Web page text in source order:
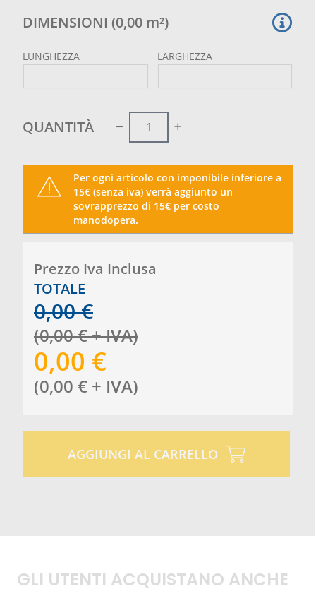
DIMENSIONI (0,00 m²)
LUNGHEZZA LARGHEZZA
QUANTITÀ
Per ogni articolo con imponibile inferiore a
15€ (senza iva) verrà aggiunto un
sovrapprezzo di 15€ per costo
manodopera.
Prezzo Iva Inclusa
TOTALE
0,00 €
(0,00€+ IVA)
0,00 €
(0,00 € + IVA)
AGGIUNGI AL CARRELLO
GLI UTENTI ACQUISTANO ANCHE